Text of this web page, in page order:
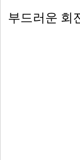
부드러운 회